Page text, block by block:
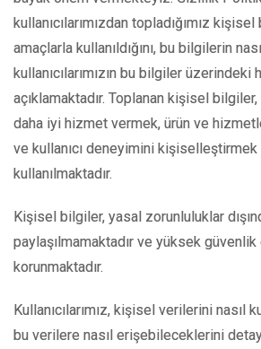
kullanıcılarımızdan topladığımız
amaçlarla kullanıldığını, bu bilgilerin
kullanıcılarımızın bu bilgiler üzerindeki
açıklamaktadır. Toplanan kişisel bilgiler,
daha iyi hizmet vermek, ürün ve
ve kullanıcı deneyimini kişiselleştirmek
kullanılmaktadır.
Kişisel bilgiler, yasal zorunluluklar
paylaşılmamaktadır ve yüksek
korunmaktadır.
Kullanıcılarımız, kişisel verilerini nasıl
bu verilere nasıl erişebileceklerini